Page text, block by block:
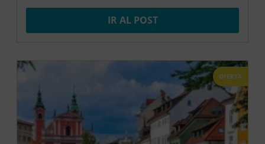
IR AL POST
OFERTA